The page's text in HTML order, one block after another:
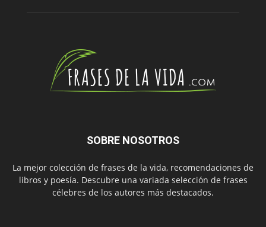
SOBRE NOSOTROS
La mejor colección de frases de la vida, recomendaciones de
libros y poesía. Descubre una variada selección de frases
célebres de los autores más destacados.